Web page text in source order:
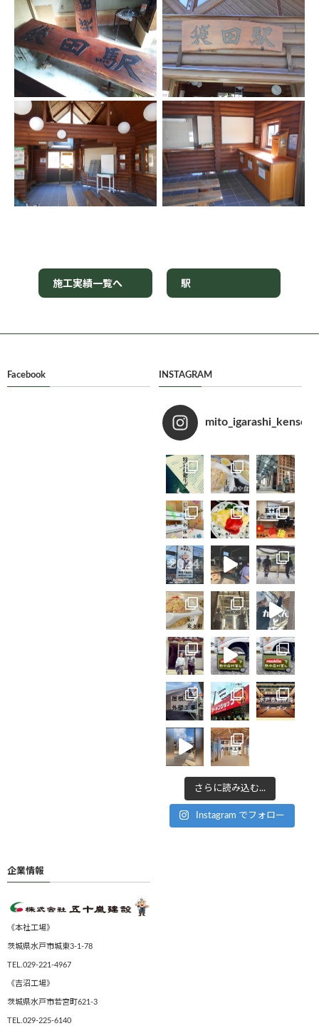
施工実績一覧へ 駅
Facebook INSTAGRAM
さらに読み込む...
Instagram でフォロー
企業情報
《本社工場》
茨城県水戸市城東3-1-78
TEL.029-221-4967
《吉沼工場》
茨城県水戸市若宮町621-3
TEL.029-225-6140